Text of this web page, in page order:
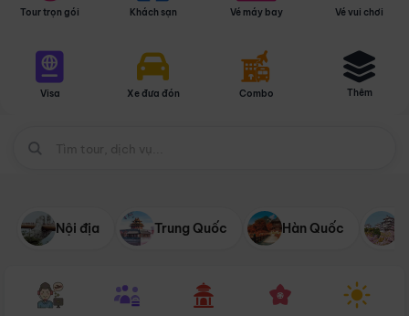
Tour trọn gói Khách sạn Vé máy bay Vé vui chơi
Visa Xe đưa đón Combo Thêm
Nội địa Trung Quốc Hàn Quốc